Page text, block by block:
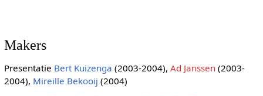
Makers
Presentatie Bert Kuizenga (2003-2004), Ad Janssen(2003-
2004), Mireille Bekooij (2004)